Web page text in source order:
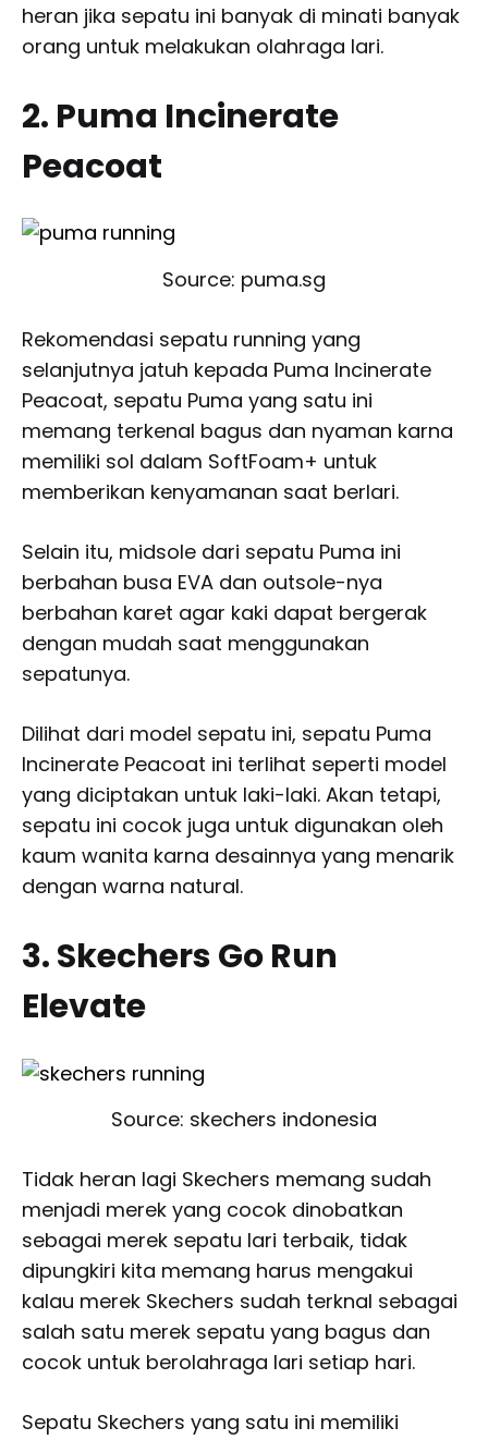
heran jika sepatu ini banyak di minati banyak
orang untuk melakukan olahraga lari.
2. Puma Incinerate
Peacoat
Source: puma.sg
Rekomendasi sepatu running yang
selanjutnya jatuh kepada Puma Incinerate
Peacoat, sepatu Puma yang satu ini
memang terkenal bagus dan nyaman karna
memiliki sol dalam SoftFoam+ untuk
memberikan kenyamanan saat berlari.
Selain itu, midsole dari sepatu Puma ini
berbahan busa EVA dan outsole-nya
berbahan karet agar kaki dapat bergerak
dengan mudah saat menggunakan
sepatunya.
Dilihat dari model sepatu ini, sepatu Puma
Incinerate Peacoat ini terlihat seperti model
yang diciptakan untuk laki-laki. Akan tetapi,
sepatu ini cocok juga untuk digunakan oleh
kaum wanita karna desainnya yang menarik
dengan warna natural.
3. Skechers Go Run
Elevate
Source: skechers indonesia
Tidak heran lagi Skechers memang sudah
menjadi merek yang cocok dinobatkan
sebagai merek sepatu lari terbaik, tidak
dipungkiri kita memang harus mengakui
kalau merek Skechers sudah terknal sebagai
salah satu merek sepatu yang bagus dan
cocok untuk berolahraga lari setiap hari.
Sepatu Skechers yang satu ini memiliki